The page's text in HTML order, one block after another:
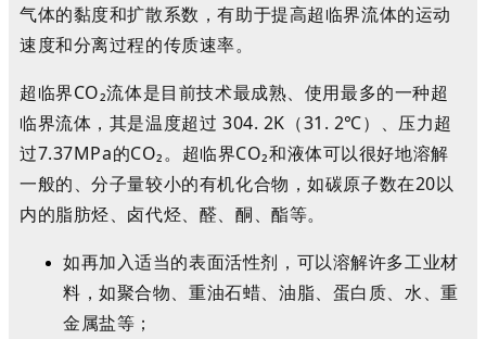
气体的黏度和扩散系数 ，有助于提高超临界流体的运动
速度和分离过程的传质速率。
超临界CO₂流体是目前技术最成熟、使用最多的一种超
临界流体 ，其是温度超过 304. 2K（31. 2℃）、压力超
过7.37MPa的CO₂。 超临界CO₂和液体可以很好地溶解
一般的、分子量较小的有机化合物，如碳原子数在20以
内的脂肪烃、卤代烃、醛、酮、酯等。
如再加入适当的表面活性剂，可以溶解许多工业材
料，如聚合物、重油石蜡、油脂、蛋白质、水、重
金属盐等；